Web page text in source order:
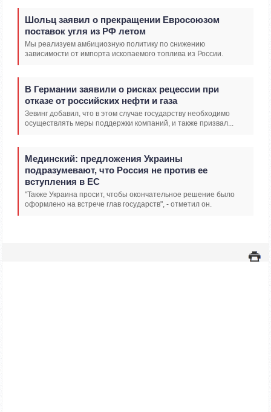
Шольц заявил о прекращении Евросоюзом
поставок угля из РФ летом
Мы реализуем амбициозную политику по снижению
зависимости от импорта ископаемого топлива из России.
В Германии заявили о рисках рецессии при
отказе от российских нефти и газа
Зевинг добавил, что в этом случае государству необходимо
осуществлять меры поддержки компаний, и также призвал...
Мединский: предложения Украины
подразумевают, что Россия не против ее
вступления в ЕС
"Также Украина просит, чтобы окончательное решение было
оформлено на встрече глав государств", - отметил он.